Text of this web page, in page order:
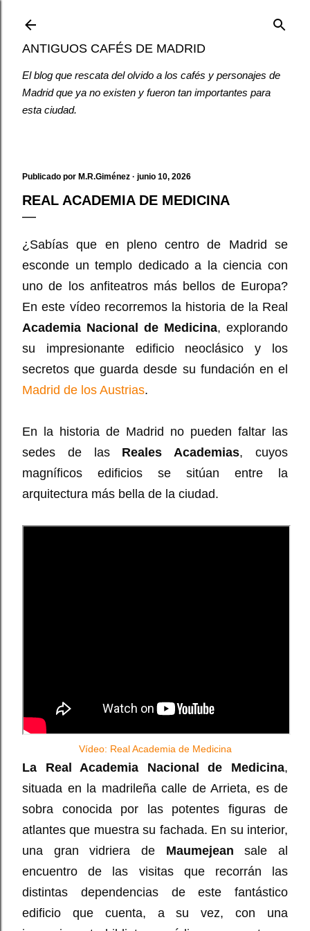
ANTIGUOS CAFÉS DE MADRID
El blog que rescata del olvido a los cafés y personajes de
Madrid que ya no existen y fueron tan importantes para
esta ciudad.
Publicado por M.R.Giménez junio 10, 2026
REAL ACADEMIA DE MEDICINA
¿Sabías que en pleno centro de Madrid se
esconde un templo dedicado a la ciencia con
uno de los anfiteatros más bellos de Europa?
En este vídeo recorremos la historia de la
Academia Nacional de Medicina, explorando
su impresionante edificio neoclásico y los
Madrid de los Austrias.
En la historia de Madrid no pueden faltar las
sedes de las Reales Academias, cuyos
magníficos edificios se sitúan entre la
arquitectura más bella de la ciudad.
Vídeo: Real Academia de Medicina
La Real Academia Nacional de Medicina,
situada en la madrileña calle de Arrieta, es de
sobra conocida por las potentes figuras de
atlantes que muestra su fachada. En su interior,
una gran vidriera de Maumejean sale al
encuentro de las visitas que recorrán las
distintas dependencias de este fantástico
edificio que cuenta, a su vez, con una